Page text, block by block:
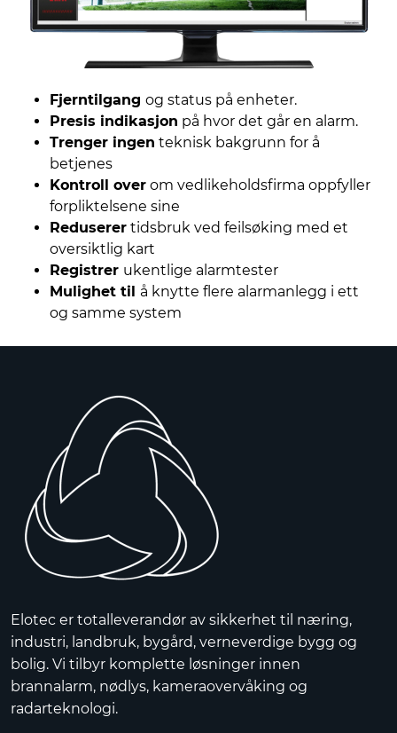
Fjerntilgang og status på enheter.
Presis indikasjon på hvor det går en alarm.
Trenger ingen teknisk bakgrunn for å
betjenes
Kontroll over om vedlikeholdsfirma oppfyller
forpliktelsene sine
Reduserer tidsbruk ved feilsøking med et
oversiktlig kart
Registrer ukentlige alarmtester
Mulighet til å knytte flere alarmanlegg i ett
og samme system
Elotec er totalleverandør av sikkerhet til næring,
industri, landbruk, bygård, verneverdige bygg og
bolig. Vi tilbyr komplette løsninger innen
brannalarm, nødlys, kameraovervåking og
radarteknologi.